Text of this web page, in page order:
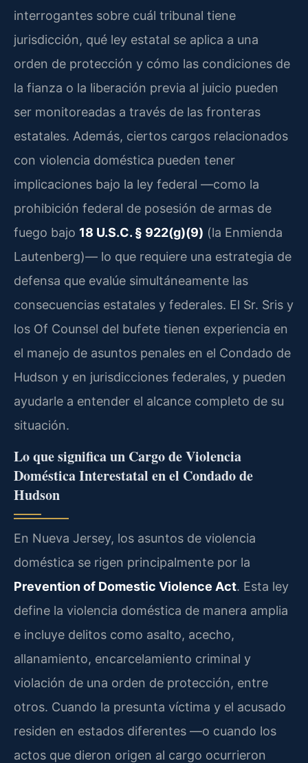
interrogantes sobre cuál tribunal tiene
jurisdicción, qué ley estatal se aplica a una
orden de protección y cómo las condiciones de
la fianza o la liberación previa al juicio pueden
ser monitoreadas a través de las fronteras
estatales. Además, ciertos cargos relacionados
con violencia doméstica pueden tener
implicaciones bajo la ley federal —como la
prohibición federal de posesión de armas de
fuego bajo 18 U.S.C. § 922(g)(9) (la Enmienda
Lautenberg)— lo que requiere una estrategia de
defensa que evalúe simultáneamente las
consecuencias estatales y federales. El Sr. Sris y
los Of Counsel del bufete tienen experiencia en
el manejo de asuntos penales en el Condado de
Hudson y en jurisdicciones federales, y pueden
ayudarle a entender el alcance completo de su
situación.
Lo que significa un Cargo de Violencia
Doméstica Interestatal en el Condado de
Hudson
En Nueva Jersey, los asuntos de violencia
doméstica se rigen principalmente por la
Prevention of Domestic Violence Act. Esta ley
define la violencia doméstica de manera amplia
e incluye delitos como asalto, acecho,
allanamiento, encarcelamiento criminal y
violación de una orden de protección, entre
otros. Cuando la presunta víctima y el acusado
residen en estados diferentes —o cuando los
actos que dieron origen al cargo ocurrieron